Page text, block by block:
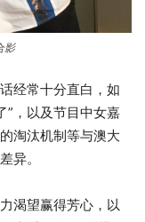
影
经常十分直白，如
”，以及节目中女嘉
淘汰机制等与澳大
异。
渴望赢得芳心，以